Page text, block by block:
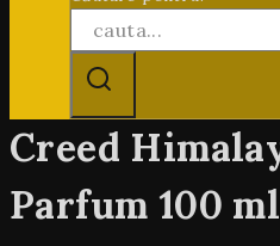
Creed
Parfum 100 ml